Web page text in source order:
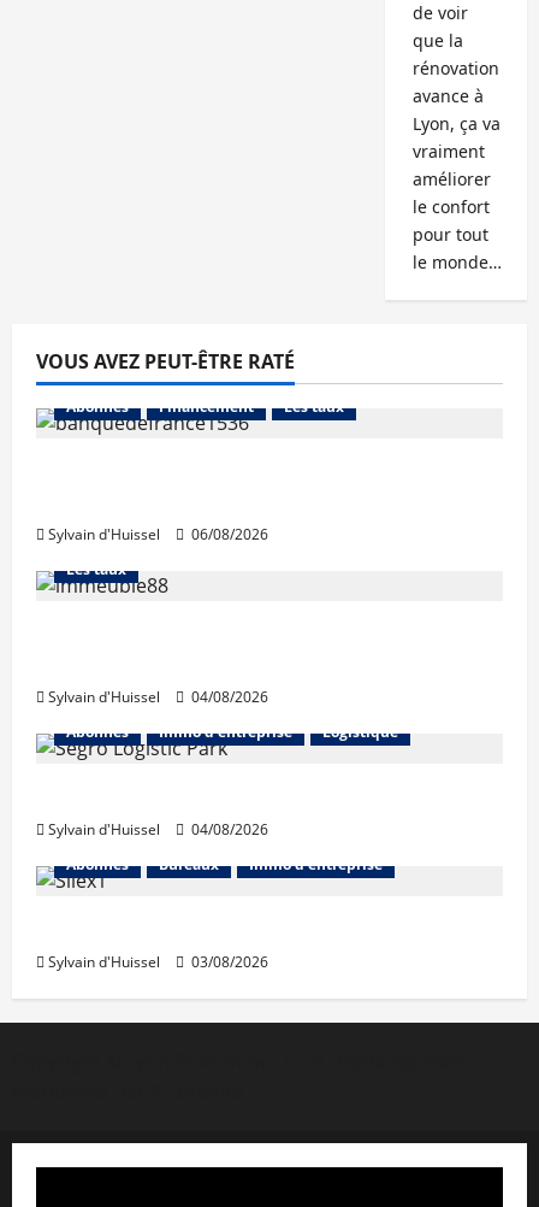
de voir
que la
rénovation
avance à
Lyon, ça va
vraiment
améliorer
le confort
pour tout
le monde…
VOUS AVEZ PEUT-ÊTRE RATÉ
Abonnés Financement Les taux
Sylvain d'Huissel 06/08/2026
Abonnés Financement
Les taux
Sylvain d'Huissel
04/08/2026
Abonnés
Immo d'entreprise Logistique
Sylvain d'Huissel
04/08/2026
Abonnés
Bureaux Immo d'entreprise
Sylvain d'Huissel 03/08/2026